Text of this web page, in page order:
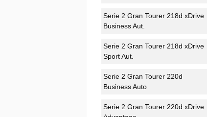
Serie 2 Gran Tourer 218d xDrive
Business Aut.
Serie 2 Gran Tourer 218d xDrive
Sport Aut.
Serie 2 Gran Tourer 220d
Business Auto
Serie 2 Gran Tourer 220d xDrive